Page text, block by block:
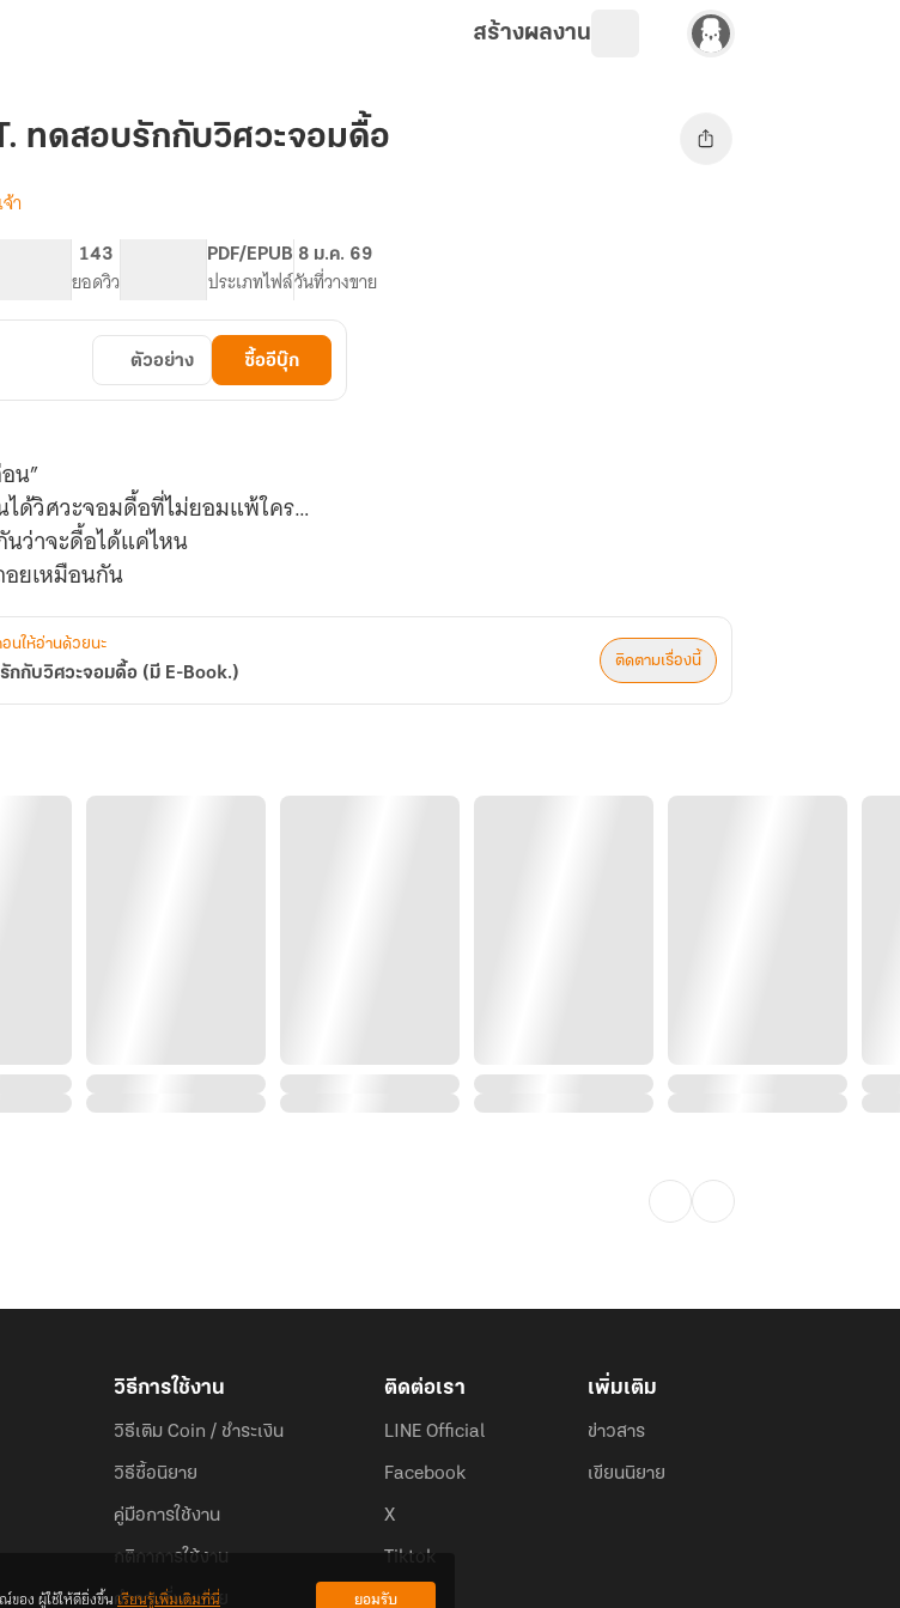
สร้างผลงาน
ทดสอบรักกับวิศวะจอมดื้อ
า
143
ยอดวิว
PDF/EPUB
ประเภทไฟล์
8 ม.ค. 69
วันที่วางขาย
ตัวอย่าง ซื้ออีบุ๊ก
น”
ด้วิศวะจอมดื้อที่ไม่ยอมแพ้ใคร…
ว่าจะดื้อได้แค่ไหน
นให้อ่านด้วยนะ
รักกับวิศวะจอมดื้อ (มี E-Book.)
ติดตามเรื่องนี้
วิธีการใช้งาน
วิธีเติม Coin / ชำระเงิน
วิธีซื้อนิยาย
คู่มือการใช้งาน
กติกาการใช้งาน
คำถามที่พบบ่อย
ติดต่อเรา
LINE Official
Facebook
X
Tiktok
เพิ่มเติม
ข่าวสาร
เขียนนิยาย
อง ผู้ใช้ให้ดียิ่งขึ้นเรียนรู้เพิ่มเติมที่นี่ ยอมรับ